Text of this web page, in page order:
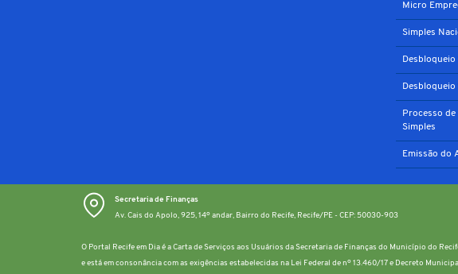
Micro
Simples
Processo de
Simples
Emissão do
Secretaria de Finanças
Av. Cais do Apolo, 925, 14º andar, Bairro do Recife, Recife/PE - CEP: 50030-903
O Portal Recife em Dia é a Carta de Serviços aos Usuários da Secretaria de Finanças do Município do
e está em consonância com as exigências estabelecidas na Lei Federal de nº 13.460/17 e Decreto